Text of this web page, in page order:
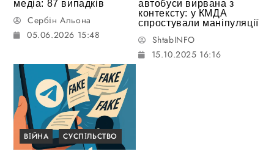
медіа: 87 випадків
Сербін Альона
05.06.2026 15:48
автобуси вирвана з
контексту: у КМДА
спростували маніпуляції
ShtabINFO
15.10.2025 16:16
ВІЙНА СУСПІЛЬСТВО